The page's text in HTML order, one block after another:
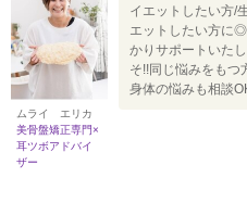
ムライ エリカ
美骨盤矯正専門×
耳ツボアドバイ
ザー
イエットしたい方/
エットしたい方に
かりサポートいた
そ!!同じ悩みをもつ
身体の悩みも相談